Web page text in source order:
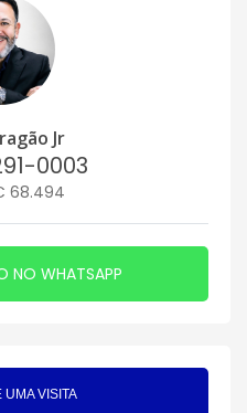
Jr
0003
68.494
NO WHATSAPP
UMA VISITA